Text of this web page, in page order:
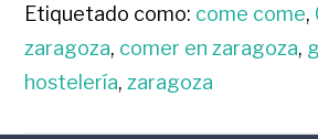
Etiquetado como: come come,
zaragoza, comer en zaragoza,
hostelería,zaragoza